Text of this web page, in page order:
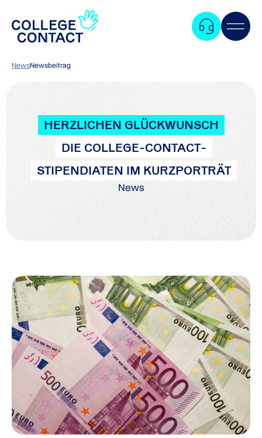
NewsNewsbeitrag
HERZLICHEN GLÜCKWUNSCH
DIE COLLEGE-CONTACT-
STIPENDIATEN IM KURZPORTRÄT
News